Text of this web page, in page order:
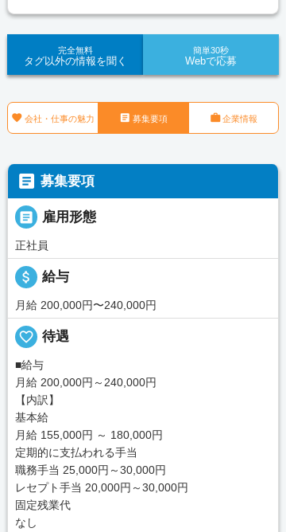
完全無料
タグ以外の情報を聞く
簡単30秒
Webで応募
 会社・仕事の魅力  募集要項 企業情報
 募集要項
 雇用形態
正社員
attach_money 給与
月給 200,000円〜240,000円
favorite_border 待遇
■給与
月給 200,000円～240,000円
【内訳】
基本給
月給 155,000円 ～ 180,000円
定期的に支払われる手当
職務手当 25,000円～30,000円
レセプト手当 20,000円～30,000円
固定残業代
なし